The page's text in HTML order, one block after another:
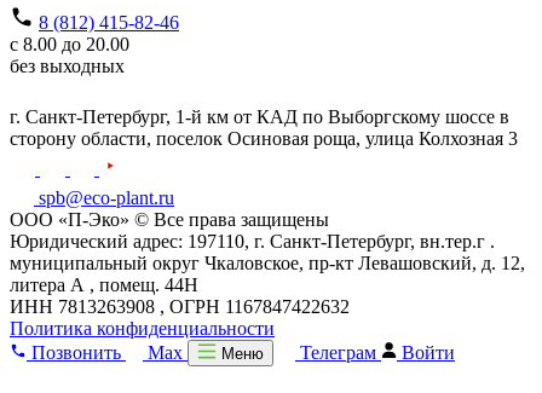
8 (812) 415-82-46
с 8.00 до 20.00
без выходных
г. Санкт-Петербург, 1-й км от КАД по Выборгскому шоссе в
сторону области, поселок Осиновая роща, улица Колхозная 3
spb@eco-plant.ru
ООО «П-Эко» © Все права защищены
Юридический адрес: 197110, г. Санкт-Петербург, вн.тер.г .
муниципальный округ Чкаловское, пр-кт Левашовский, д. 12,
литера А , помещ. 44Н
ИНН 7813263908 , ОГРН 1167847422632
Политика конфиденциальности
Позвонить
Max Меню Телеграм Войти